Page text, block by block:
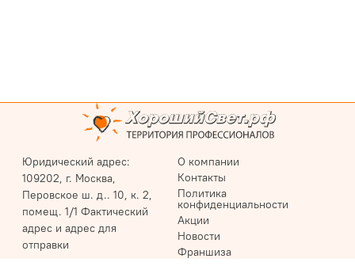
Юридический адрес:
109202, г. Москва,
Перовское ш. д.. 10, к. 2,
помещ. 1/1 Фактический
адрес и адрес для
отправки
О компании
Контакты
Политика
конфиденциальности
Акции
Новости
Франшиза